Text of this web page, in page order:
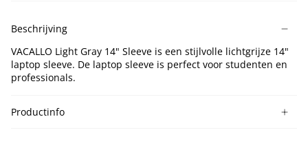
SleeveLaptop
Sleeve
Sleeve
Beschrijving
VACALLO Light Gray 14" Sleeve is een stijlvolle lichtgrijze 14"
laptop sleeve. De laptop sleeve is perfect voor studenten en
professionals.
Productinfo